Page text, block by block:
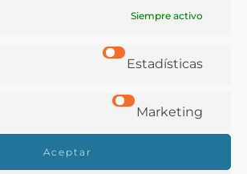
Siempre activo
Estadísticas
Marketing
Aceptar